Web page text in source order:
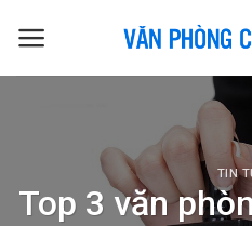
TIN
Top 3 văn